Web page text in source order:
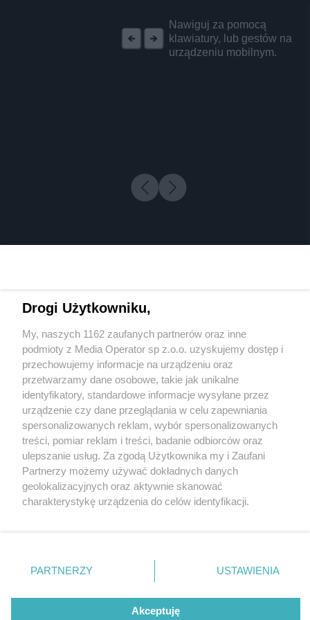
Nawiguj za pomocą
klawiatury, lub gestów na
urządzeniu mobilnym.
7 / 0
Wydawca mediów lokalnych
Nie zapomnij
zapoznać się z:
polityką prywatności regulamin korzystania z portali
Twojemiasto
Piekary Śląskie
Chorzów
Tarnowskie Góry
Gliwice
Skontakuj sięz nami
Kontakt
Wydawca
Redakcja
Drogi Użytkowniku,
My, naszych 1162 zaufanych partnerów oraz inne
podmioty z Media Operator sp z.o.o. uzyskujemy dostęp i
przechowujemy informacje na urządzeniu oraz
przetwarzamy dane osobowe, takie jak unikalne
identyfikatory, standardowe informacje wysyłane przez
urządzenie czy dane przeglądania w celu zapewniania
spersonalizowanych reklam, wybór spersonalizowanych
treści, pomiar reklam i treści, badanie odbiorców oraz
ulepszanie usług. Za zgodą Użytkownika my i Zaufani
Partnerzy możemy używać dokładnych danych
geolokalizacyjnych oraz aktywnie skanować
charakterystykę urządzenia do celów identyfikacji.
zmienić/wycofać klikając przycisk ustawień prywatności
znajdujący się w lewym dolnym rogu strony
rodzaje przetwarzania danych nie wymagają zgody
użytkownika, ale masz prawo sprzeciwić się takiemu
PARTNERZY USTAWIENIA
Akceptuję